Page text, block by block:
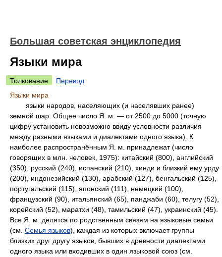
Большая советская энциклопедия
Языки мира
Толкование
Перевод
Языки мира
языки народов, населяющих (и населявших ранее)
земной шар. Общее число Я. м. — от 2500 до 5000 (точную
цифру установить невозможно ввиду условности различия
между разными языками и диалектами одного языка). К
наиболее распространённым Я. м. принадлежат (число
говорящих в млн. человек, 1975): китайский (800), английский
(350), русский (240), испанский (210), хинди и близкий ему урду
(200), индонезийский (130), арабский (127), бенгальский (125),
португальский (115), японский (111), немецкий (100),
французский (90), итальянский (65), панджаби (60), телугу (52),
корейский (52), маратхи (48), тамильский (47), украинский (45).
Все Я. м. делятся по родственным связям на языковые семьи
(см. Семья языков), каждая из которых включает группы
близких друг другу языков, бывших в древности диалектами
одного языка или входивших в один языковой союз (см.